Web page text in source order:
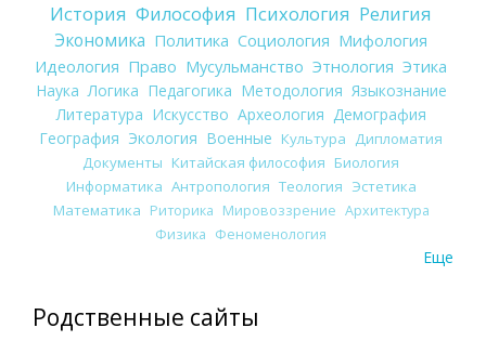
История Философия Психология Религия
Экономика Политика Социология Мифология
Идеология Право Мусульманство Этнология Этика
Наука Логика Педагогика Методология Языкознание
Литература Искусство Археология Демография
География Экология Военные Культура
Дипломатия
Документы Китайская философия Биология
Информатика Антропология Теология Эстетика
Математика Риторика Мировоззрение Архитектура
Физика Феноменология
Еще
Родственные сайты